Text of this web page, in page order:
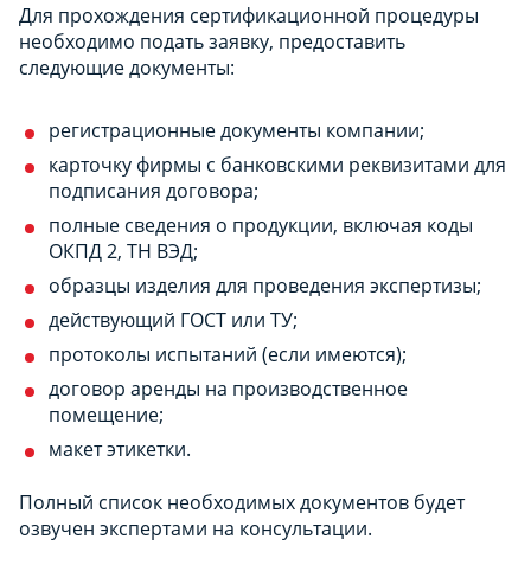
Для прохождения сертификационной процедуры
необходимо подать заявку, предоставить
следующие документы:
регистрационные документы компании;
карточку фирмы с банковскими реквизитами для
подписания договора;
полные сведения о продукции, включая коды
ОКПД 2, ТН ВЭД;
образцы изделия для проведения экспертизы;
действующий ГОСТ или ТУ;
протоколы испытаний (если имеются);
договор аренды на производственное
помещение;
макет этикетки.
Полный список необходимых документов будет
озвучен экспертами на консультации.